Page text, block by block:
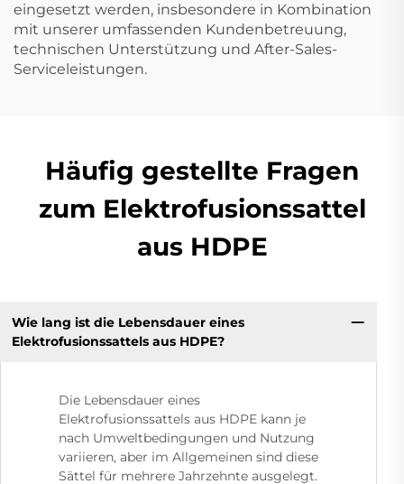
eingesetzt werden, insbesondere in Kombination
mit unserer umfassenden Kundenbetreuung,
technischen Unterstützung und After-Sales-
Serviceleistungen.
Häufig gestellte Fragen
zum Elektrofusionssattel
aus HDPE
Wie lang ist die Lebensdauer eines
Elektrofusionssattels aus HDPE?
Die Lebensdauer eines
Elektrofusionssattels aus HDPE kann je
nach Umweltbedingungen und Nutzung
variieren, aber im Allgemeinen sind diese
Sättel für mehrere Jahrzehnte ausgelegt.